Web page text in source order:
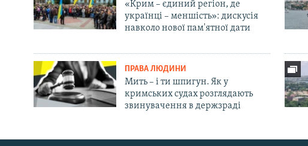
Русский
«Крим – єдиний регіон, де
українці – меншість»: дискусія
навколо нової пам'ятної дати
ПРАВА ЛЮДИНИ
Мить – і ти шпигун. Як у
кримських судах розглядають
звинувачення в держзраді